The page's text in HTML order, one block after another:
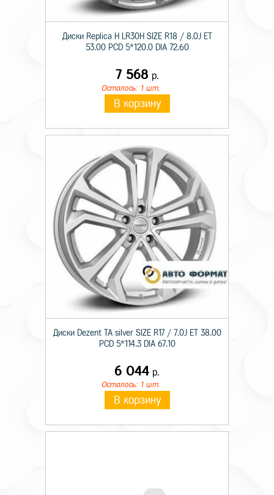
Диски Replica H LR30H SIZE R18 / 8.0J ET
53.00 PCD 5*120.0 DIA 72.60
7 568 р.
Осталось: 1 шт.
В корзину
Диски Dezent TA silver SIZE R17 / 7.0J ET 38.00
PCD 5*114.3 DIA 67.10
6 044 р.
Осталось: 1 шт.
В корзину